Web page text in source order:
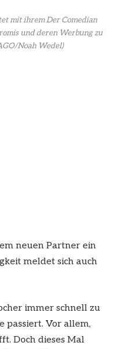
mit ihrem Der Comedian
und deren Werbung zu
Noah Wedel)
neuen Partner ein
meldet sich auch
immer schnell zu
passiert. Vor allem,
Doch dieses Mal